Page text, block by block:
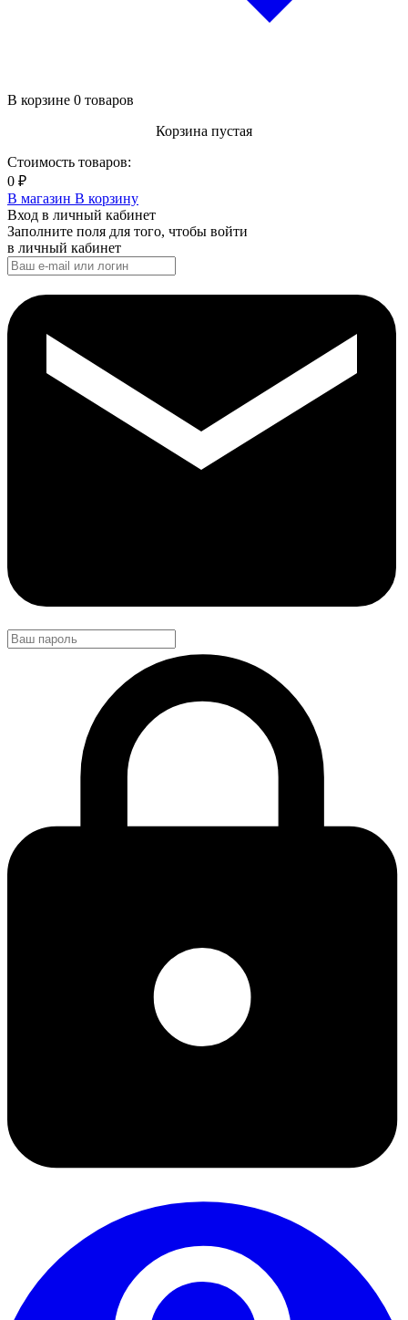
В корзине 0 товаров
Корзина пустая
Стоимость товаров:
0 ₽
В магазин В корзину
Вход в личный кабинет
Заполните поля для того, чтобы войти
в личный кабинет